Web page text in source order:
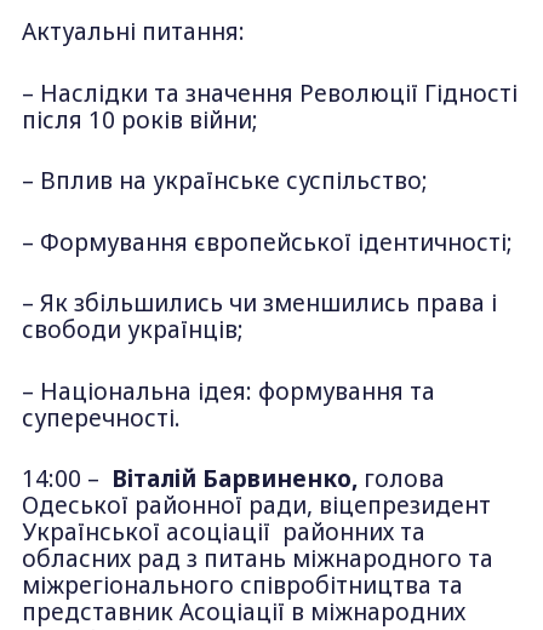
Актуальні питання:
– Наслідки та значення Революції Гідності
після 10 років війни;
– Вплив на українське суспільство;
– Формування європейської ідентичності;
– Як збільшились чи зменшились права і
свободи українців;
– Національна ідея: формування та
суперечності.
14:00 – Віталій Барвиненко,голова
Одеської районної ради, віцепрезидент
Української асоціації районних та
обласних рад з питань міжнародного та
міжрегіонального співробітництва та
представник Асоціації в міжнародних